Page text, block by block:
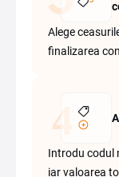
Alege
finalizarea
Introdu codul
iar valoarea